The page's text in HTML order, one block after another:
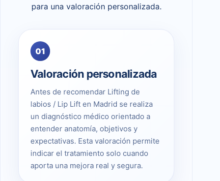
para una valoración personalizada.
01
Valoración personalizada
Antes de recomendar Lifting de
labios / Lip Lift en Madrid se realiza
un diagnóstico médico orientado a
entender anatomía, objetivos y
expectativas. Esta valoración permite
indicar el tratamiento solo cuando
aporta una mejora real y segura.